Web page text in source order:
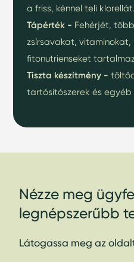
a friss, kénnel teli klorellát.
Tápérték - Fehérjét,
zsírsavakat,
fitonutrienseket
Tiszta készítmény -
tartósítószerek és
Nézze meg
legnépszerűbb
Látogassa meg az